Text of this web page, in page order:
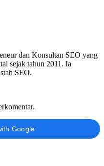
dan Konsultan SEO yang
sejak tahun 2011. Ia
SEO.
Google